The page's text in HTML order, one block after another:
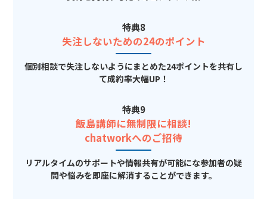
特典8
失注しないための24のポイント
個別相談で失注しないようにまとめた24ポイントを共有し
て成約率大幅UP！
特典9
飯島講師に無制限に相談!
chatworkへのご招待
リアルタイムのサポートや情報共有が可能にな参加者の疑
問や悩みを即座に解消することができます。